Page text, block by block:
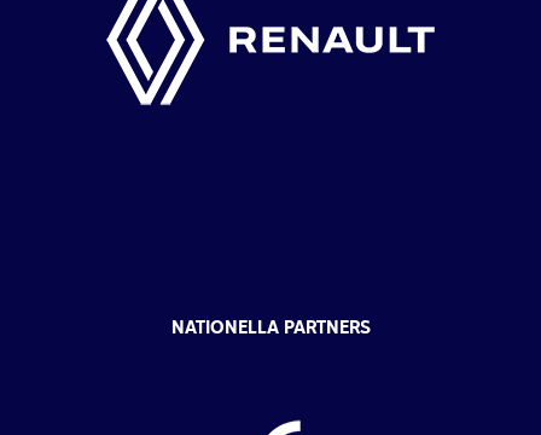
NATIONELLA PARTNERS